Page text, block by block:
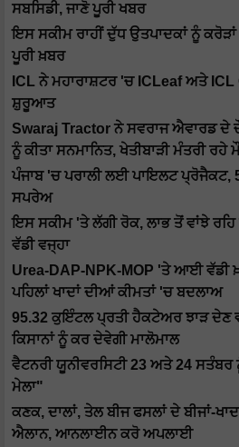
ਸਬਸਿਡੀ, ਜਾਣੋ ਪੂਰੀ ਖਬਰ
ਇਸ ਸਕੀਮ ਰਾਹੀਂ ਦੁੱਧ ਉਤਪਾਦਕਾਂ ਨੂੰ
ਪੂਰੀ ਖ਼ਬਰ
ICL ਨੇ ਮਹਾਰਾਸ਼ਟਰ 'ਚ ICLeaf ਅਤੇ ICL
ਸ਼ੁਰੂਆਤ
Swaraj Tractor ਨੇ ਸਵਰਾਜ ਐਵਾਰਡ ਦੇ
ਨੂੰ ਕੀਤਾ ਸਨਮਾਨਿਤ, ਖੇਤੀਬਾੜੀ ਮੰਤਰੀ ਰਹੇ
ਪੰਜਾਬ 'ਚ ਪਰਾਲੀ ਲਈ ਪਾਇਲਟ ਪ੍ਰੋਜੈਕਟ,
ਸਪਰੇਅ
ਇਸ ਸਕੀਮ 'ਤੇ ਲੱਗੀ ਰੋਕ, ਲਾਭ ਤੋਂ ਵਾਂਝੇ ਰਹਿ
ਵੱਡੀ ਵਜ੍ਹਾ
Urea-DAP-NPK-MOP 'ਤੇ ਆਈ ਵੱਡੀ
ਪਹਿਲਾਂ ਖਾਦਾਂ ਦੀਆਂ ਕੀਮਤਾਂ 'ਚ ਬਦਲਾਅ
95.32 ਕੁਇੰਟਲ ਪ੍ਰਤੀ ਹੈਕਟੇਅਰ ਝਾੜ ਦੇਣ
ਕਿਸਾਨਾਂ ਨੂੰ ਕਰ ਦੇਵੇਗੀ ਮਾਲੋਮਾਲ
ਵੈਟਨਰੀ ਯੂਨੀਵਰਸਿਟੀ 23 ਅਤੇ 24 ਸਤੰਬਰ
ਮੇਲਾ"
ਕਣਕ, ਦਾਲਾਂ, ਤੇਲ ਬੀਜ ਫਸਲਾਂ ਦੇ ਬੀਜਾਂ-
ਐਲਾਨ, ਆਨਲਾਈਨ ਕਰੋ ਅਪਲਾਈ